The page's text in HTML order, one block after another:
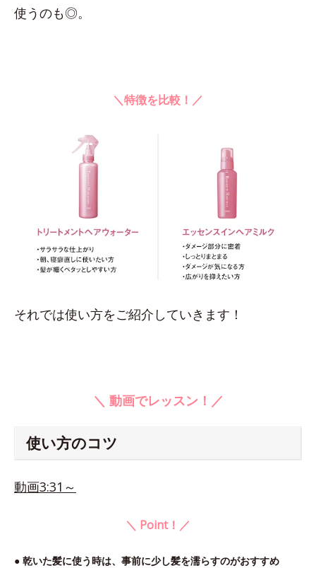
使うのも◎。
＼特徴を比較！／
それでは使い方をご紹介していきます！
＼ 動画でレッスン！／
使い方のコツ
動画3:31～
＼ Point！／
● 乾いた髪に使う時は、事前に少し髪を濡らすのがおすすめ